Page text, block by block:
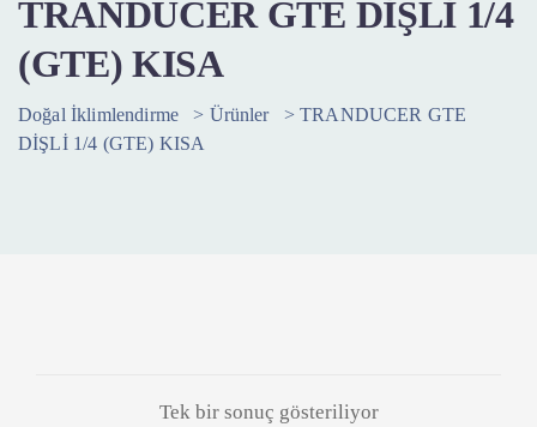
TRANDUCER GTE DİŞLİ 1/4
(GTE) KISA
Doğal İklimlendirme > Ürünler >TRANDUCER GTE
DİŞLİ 1/4 (GTE) KISA
Tek bir sonuç gösteriliyor